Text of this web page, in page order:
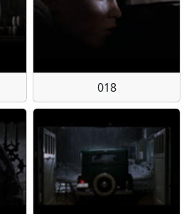
018